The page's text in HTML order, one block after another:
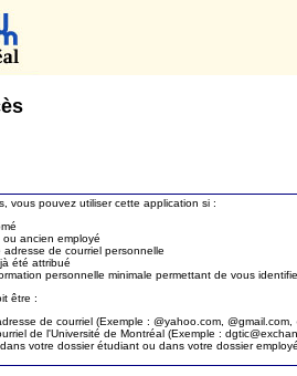
vous pouvez utiliser cette application si :
ancien employé
de courriel personnelle
été attribué
personnelle minimale permettant de vous
être :
de courriel (Exemple : @yahoo.com,
de l'Université de Montréal (Exemple :
votre dossier étudiant ou dans votre dossier